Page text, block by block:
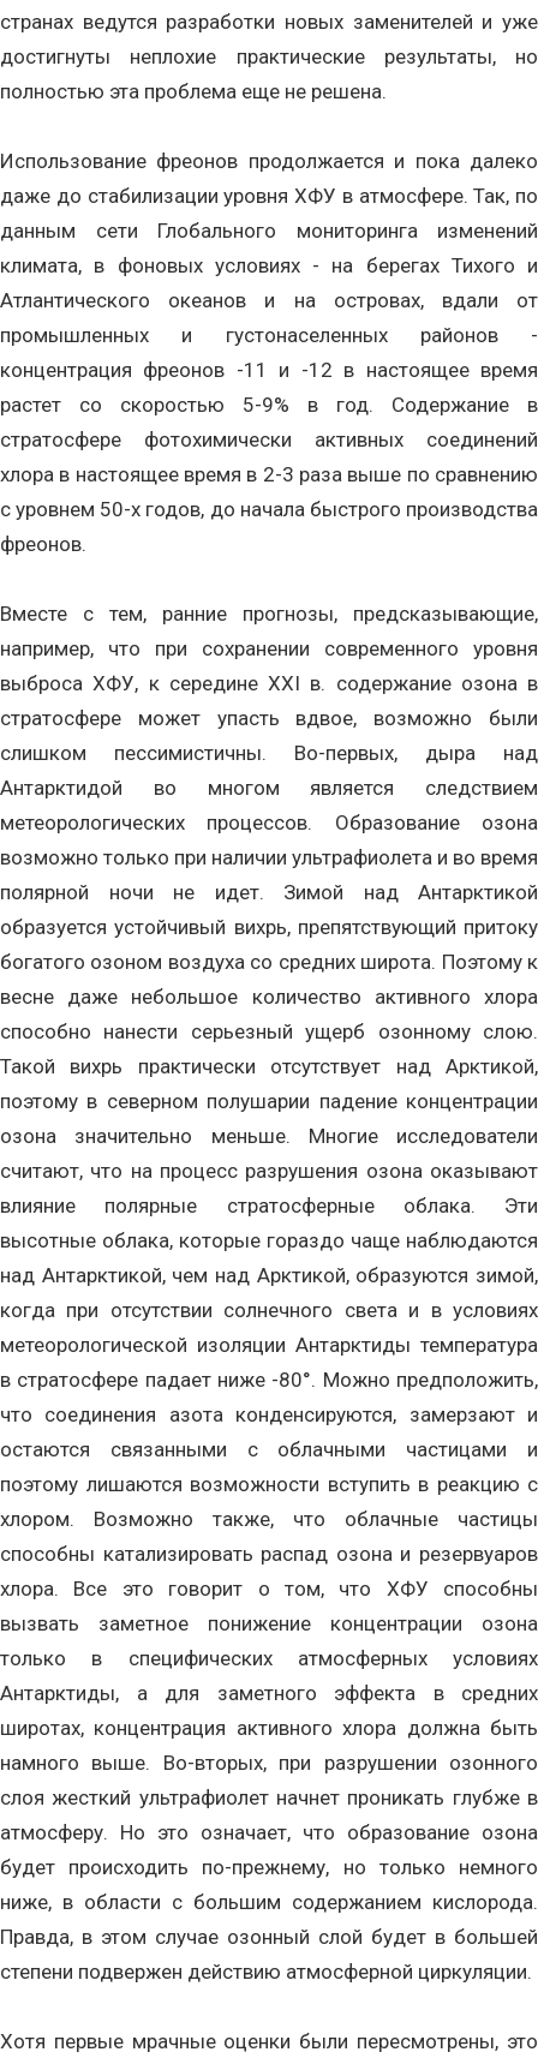
странах ведутся разработки новых заменителей и уже
достигнуты неплохие практические результаты, но
полностью эта проблема еще не решена.
Использование фреонов продолжается и пока далеко
даже до стабилизации уровня ХФУ в атмосфере. Так, по
данным сети Глобального мониторинга изменений
климата, в фоновых условиях - на берегах Тихого и
Атлантического океанов и на островах, вдали от
промышленных и густонаселенных районов -
концентрация фреонов -11 и -12 в настоящее время
растет со скоростью 5-9% в год. Содержание в
стратосфере фотохимически активных соединений
хлора в настоящее время в 2-3 раза выше по сравнению
с уровнем 50-х годов, до начала быстрого производства
фреонов.
Вместе с тем, ранние прогнозы, предсказывающие,
например, что при сохранении современного уровня
выброса ХФУ, к середине XXI в. содержание озона в
стратосфере может упасть вдвое, возможно были
слишком пессимистичны. Во-первых, дыра над
Антарктидой во многом является следствием
метеорологических процессов. Образование озона
возможно только при наличии ультрафиолета и во время
полярной ночи не идет. Зимой над Антарктикой
образуется устойчивый вихрь, препятствующий притоку
богатого озоном воздуха со средних широта. Поэтому к
весне даже небольшое количество активного хлора
способно нанести серьезный ущерб озонному слою.
Такой вихрь практически отсутствует над Арктикой,
поэтому в северном полушарии падение концентрации
озона значительно меньше. Многие исследователи
считают, что на процесс разрушения озона оказывают
влияние полярные стратосферные облака. Эти
высотные облака, которые гораздо чаще наблюдаются
над Антарктикой, чем над Арктикой, образуются зимой,
когда при отсутствии солнечного света и в условиях
метеорологической изоляции Антарктиды температура
в стратосфере падает ниже -80°. Можно предположить,
что соединения азота конденсируются, замерзают и
остаются связанными с облачными частицами и
поэтому лишаются возможности вступить в реакцию с
хлором. Возможно также, что облачные частицы
способны катализировать распад озона и резервуаров
хлора. Все это говорит о том, что ХФУ способны
вызвать заметное понижение концентрации озона
только в специфических атмосферных условиях
Антарктиды, а для заметного эффекта в средних
широтах, концентрация активного хлора должна быть
намного выше. Во-вторых, при разрушении озонного
слоя жесткий ультрафиолет начнет проникать глубже в
атмосферу. Но это означает, что образование озона
будет происходить по-прежнему, но только немного
ниже, в области с большим содержанием кислорода.
Правда, в этом случае озонный слой будет в большей
степени подвержен действию атмосферной циркуляции.
Хотя первые мрачные оценки были пересмотрены, это